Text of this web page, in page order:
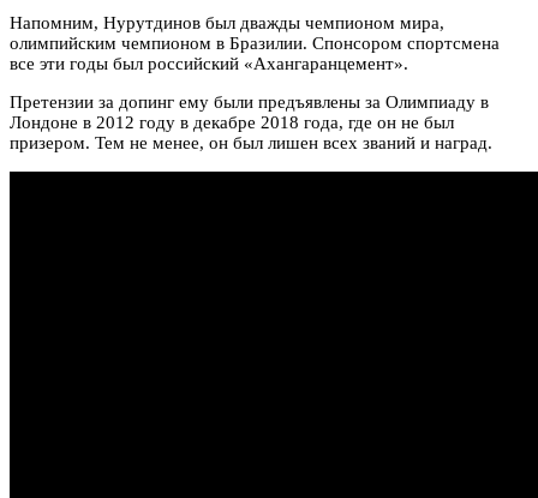
Напомним, Нурутдинов был дважды чемпионом мира,
олимпийским чемпионом в Бразилии. Спонсором спортсмена
все эти годы был российский «Ахангаранцемент».
Претензии за допинг ему были предъявлены за Олимпиаду в
Лондоне в 2012 году в декабре 2018 года, где он не был
призером. Тем не менее, он был лишен всех званий и наград.